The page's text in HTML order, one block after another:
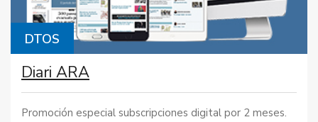
DTOS
Diari ARA
Promoción especial subscripciones digital por 2 meses.